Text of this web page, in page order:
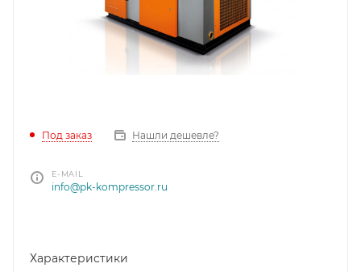
Под заказ Нашли дешевле?
E-MAIL
info@pk-kompressor.ru
Характеристики